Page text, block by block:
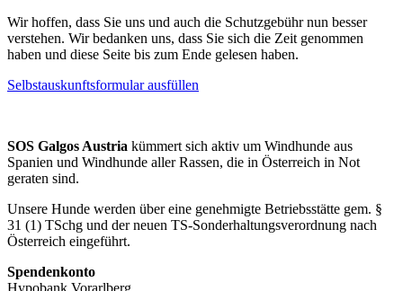
Wir hoffen, dass Sie uns und auch die Schutzgebühr nun besser
verstehen. Wir bedanken uns, dass Sie sich die Zeit genommen
haben und diese Seite bis zum Ende gelesen haben.
Selbstauskunftsformular ausfüllen
SOS Galgos Austria kümmert sich aktiv um Windhunde aus
Spanien und Windhunde aller Rassen, die in Österreich in Not
geraten sind.
Unsere Hunde werden über eine genehmigte Betriebsstätte gem. §
31 (1) TSchg und der neuen TS-Sonderhaltungsverordnung nach
Österreich eingeführt.
Spendenkonto
Hypobank Vorarlberg